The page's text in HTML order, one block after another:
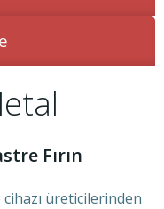
Fırın
üreticilerinden